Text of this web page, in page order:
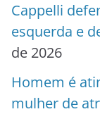
Cappelli
esquerda e
de 2026
Homem é
mulher de